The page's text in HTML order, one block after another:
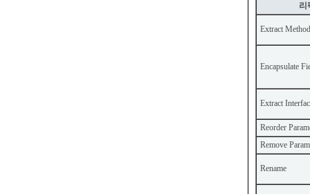
리
Extract Method
Encapsulate
Extract
Reorder
Remove
Rename